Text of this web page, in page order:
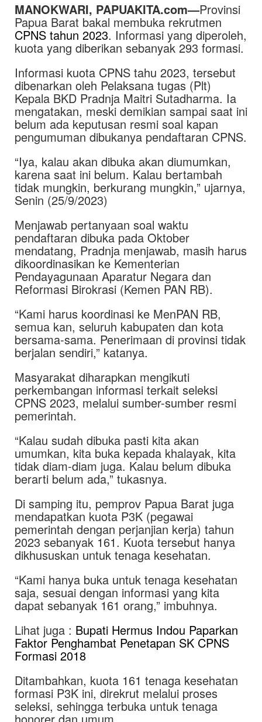
MANOKWARI, PAPUAKITA.com—Provinsi
Papua Barat bakal membuka rekrutmen
CPNS tahun 2023. Informasi yang diperoleh,
kuota yang diberikan sebanyak 293 formasi.
Informasi kuota CPNS tahu 2023, tersebut
dibenarkan oleh Pelaksana tugas (Plt)
Kepala BKD Pradnja Maitri Sutadharma. Ia
mengatakan, meski demikian sampai saat ini
belum ada keputusan resmi soal kapan
pengumuman dibukanya pendaftaran CPNS.
“Iya, kalau akan dibuka akan diumumkan,
karena saat ini belum. Kalau bertambah
tidak mungkin, berkurang mungkin,” ujarnya,
Senin (25/9/2023)
Menjawab pertanyaan soal waktu
pendaftaran dibuka pada Oktober
mendatang, Pradnja menjawab, masih harus
dikoordinasikan ke Kementerian
Pendayagunaan Aparatur Negara dan
Reformasi Birokrasi (Kemen PAN RB).
“Kami harus koordinasi ke MenPAN RB,
semua kan, seluruh kabupaten dan kota
bersama-sama. Penerimaan di provinsi tidak
berjalan sendiri,” katanya.
Masyarakat diharapkan mengikuti
perkembangan informasi terkait seleksi
CPNS 2023, melalui sumber-sumber resmi
pemerintah.
“Kalau sudah dibuka pasti kita akan
umumkan, kita buka kepada khalayak, kita
tidak diam-diam juga. Kalau belum dibuka
berarti belum ada,” tukasnya.
Di samping itu, pemprov Papua Barat juga
mendapatkan kuota P3K (pegawai
pemerintah dengan perjanjian kerja) tahun
2023 sebanyak 161. Kuota tersebut hanya
dikhususkan untuk tenaga kesehatan.
“Kami hanya buka untuk tenaga kesehatan
saja, sesuai dengan informasi yang kita
dapat sebanyak 161 orang,” imbuhnya.
Lihat juga : Bupati Hermus Indou Paparkan
Faktor Penghambat Penetapan SK CPNS
Formasi 2018
Ditambahkan, kuota 161 tenaga kesehatan
formasi P3K ini, direkrut melalui proses
seleksi, sehingga terbuka untuk tenaga